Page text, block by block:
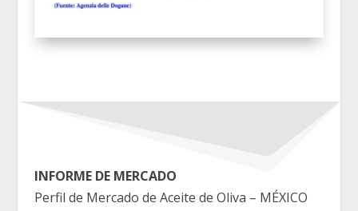
INFORME DE MERCADO
Perfil de Mercado de Aceite de Oliva – MÉXICO